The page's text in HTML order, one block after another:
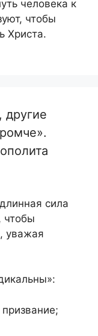
человека к
чтобы
Христа.
другие
сила
чтобы
уважая